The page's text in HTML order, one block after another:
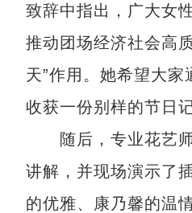
致辞中指出，广大女
推动团场经济社会高
天”作用。她希望大
收获一份别样的节日记
随后，专业花艺师
讲解，并现场演示了
的优雅、康乃馨的温